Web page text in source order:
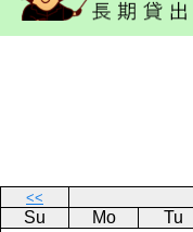
<<
Su Mo Tu